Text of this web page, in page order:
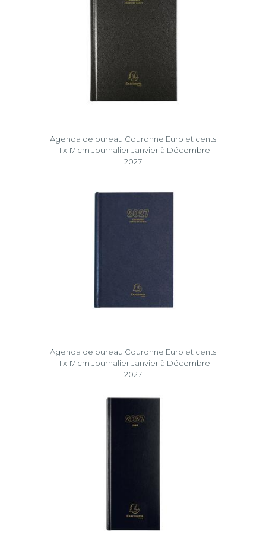
Agenda de bureau Couronne Euro et cents
11 x 17 cm Journalier Janvier à Décembre
2027
Agenda de bureau Couronne Euro et cents
11 x 17 cm Journalier Janvier à Décembre
2027